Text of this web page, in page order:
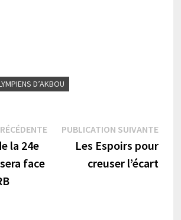
D’AKBOU
Publication
précédente :
la 24e
face
PUBLICATION SUIVANTE
Les Espoirs pour
creuser l’écart